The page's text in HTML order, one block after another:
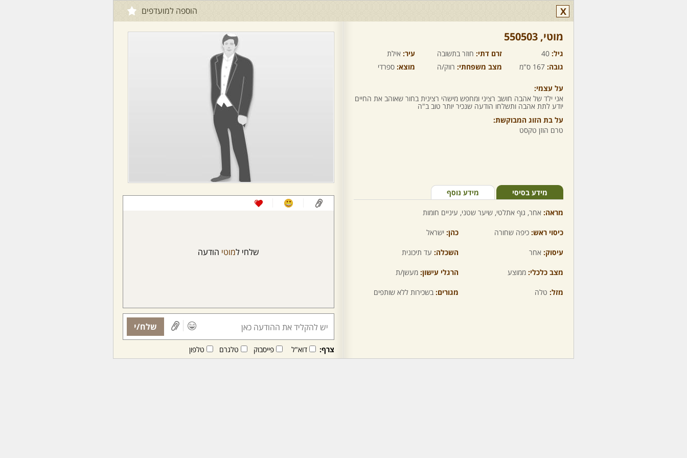
X הוספה למועדפים
מוטי,‏ 550503
גיל: 40 זרם דתי: חוזר בתשובה עיר: אילת
גובה: 167 ס"מ מצב משפחתי: רווק/ה מוצא: ספרדי
על עצמי:
אני ילד של אהבה חושב רציני ומחפש מישהי רצינית בחור שאוהב את החיים
יודע לתת אהבה ותשלחו הודעה שנכיר יותר טוב ב"ה
על בת הזוג המבוקשת:
טרם הוזן טקסט
מידע בסיסי מידע נוסף
מראה: אחר, גוף אתלטי, שיער שטני, עיניים חומות
כיסוי ראש: כיפה שחורה כהן: ישראל
עיסוק: אחר השכלה: עד תיכונית
מצב כלכלי: ממוצע הרגלי עישון: מעשן/ת
מזל: טלה מגורים: בשכירות ללא שותפים
שלחי למוטי הודעה
שלח/י
צרף: דוא"ל פייסבוק טלגרם טלפון